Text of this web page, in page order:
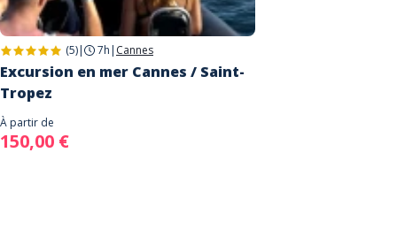
(5)| 7h | Cannes
Excursion en mer Cannes / Saint-
Tropez
À partir de
150,00 €